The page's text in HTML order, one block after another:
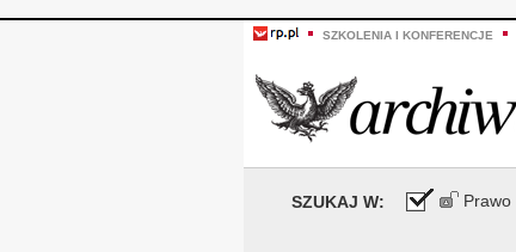
SZKOLENIA I KONFERENCJE
SZUKAJ W: Prawo